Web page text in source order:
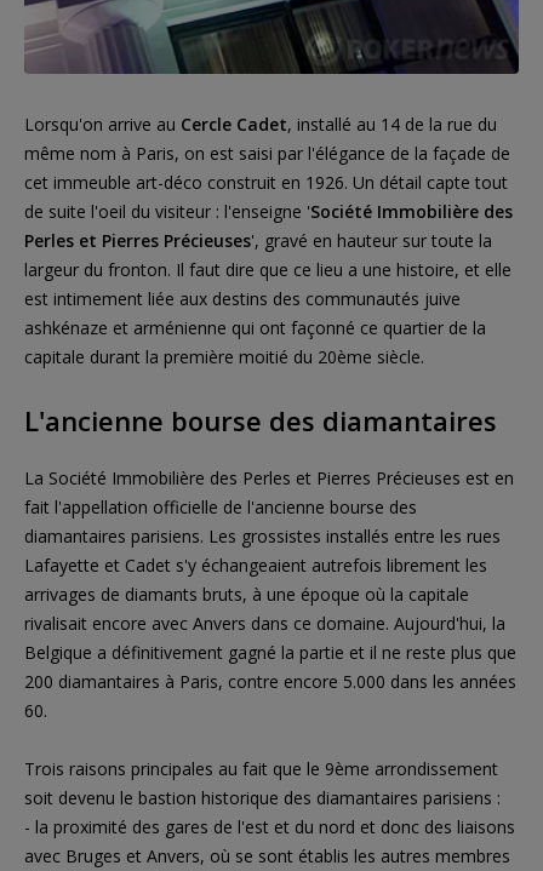
Lorsqu'on arrive au Cercle Cadet, installé au 14 de la rue du
même nom à Paris, on est saisi par l'élégance de la façade de
cet immeuble art-déco construit en 1926. Un détail capte tout
de suite l'oeil du visiteur : l'enseigne 'Société Immobilière des
Perles et Pierres Précieuses', gravé en hauteur sur toute la
largeur du fronton. Il faut dire que ce lieu a une histoire, et elle
est intimement liée aux destins des communautés juive
ashkénaze et arménienne qui ont façonné ce quartier de la
capitale durant la première moitié du 20ème siècle.
L'ancienne bourse des diamantaires
La Société Immobilière des Perles et Pierres Précieuses est en
fait l'appellation officielle de l'ancienne bourse des
diamantaires parisiens. Les grossistes installés entre les rues
Lafayette et Cadet s'y échangeaient autrefois librement les
arrivages de diamants bruts, à une époque où la capitale
rivalisait encore avec Anvers dans ce domaine. Aujourd'hui, la
Belgique a définitivement gagné la partie et il ne reste plus que
200 diamantaires à Paris, contre encore 5.000 dans les années
60.
Trois raisons principales au fait que le 9ème arrondissement
soit devenu le bastion historique des diamantaires parisiens :
- la proximité des gares de l'est et du nord et donc des liaisons
avec Bruges et Anvers, où se sont établis les autres membres